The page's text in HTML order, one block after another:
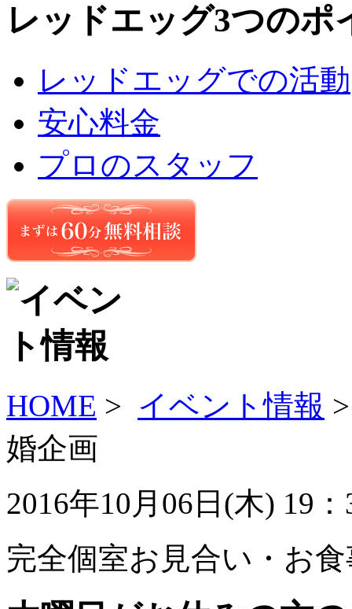
レッドエッグ3つのポ
レッドエッグでの活動
安心料金
プロのスタッフ
HOME > イベント情報
婚企画
2016年10月06日(木) 19
完全個室お見合い・お